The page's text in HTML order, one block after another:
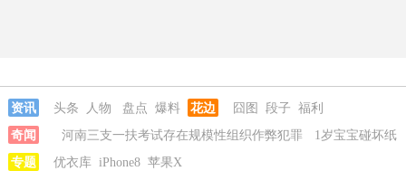
资讯 头条 人物 盘点 爆料 花边 囧图 段子 福利
奇闻
河南三支一扶考试存在规模性组织作弊犯罪
1岁宝宝碰坏纸
巾盒三亚酒店索赔924元
专题 优衣库 iPhone8 苹果X